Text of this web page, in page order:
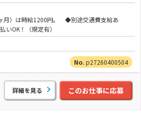
月）は時給1200円。 ◆別途交通費支給あ
OK！（規定有）
p27260400504
詳細を見る このお仕事に応募